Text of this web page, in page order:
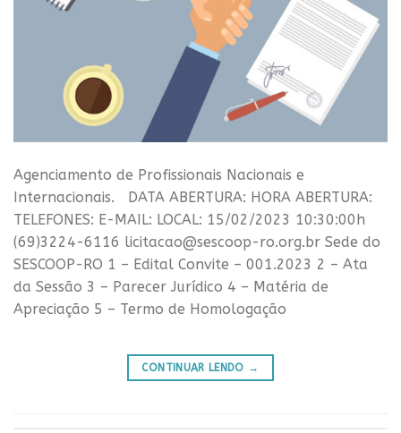
Agenciamento de Profissionais Nacionais e
Internacionais. DATA ABERTURA: HORA ABERTURA:
TELEFONES: E-MAIL: LOCAL: 15/02/2023 10:30:00h
(69)3224-6116 licitacao@sescoop-ro.org.br Sede do
SESCOOP-RO 1 – Edital Convite – 001.2023 2 – Ata
da Sessão 3 – Parecer Jurídico 4 – Matéria de
Apreciação 5 – Termo de Homologação
CONTINUAR LENDO →